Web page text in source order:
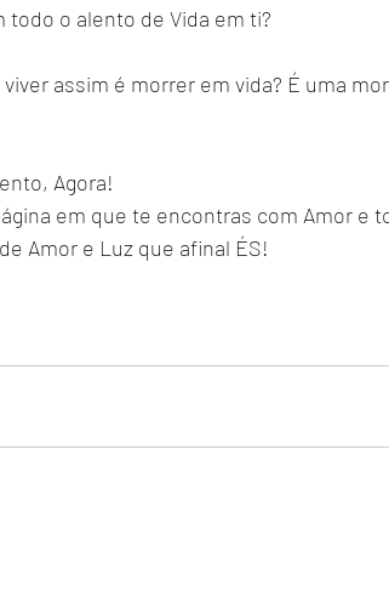
todo o alento de Vida em ti?
assim é morrer em vida? É uma
Agora!
em que te encontras com Amor e
Amor e Luz que afinal ÉS!